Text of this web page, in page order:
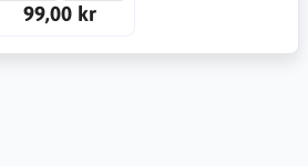
99,00 kr